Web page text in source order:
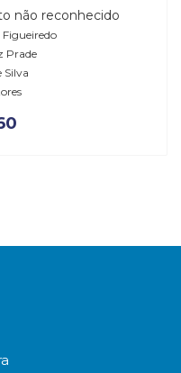
não reconhecido
Prade
Silva